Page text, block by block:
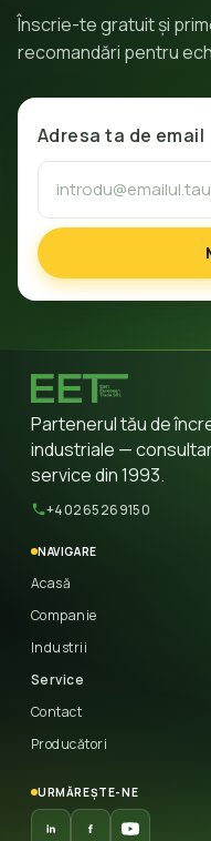
Înscrie-te gratuit și
recomandări pentru
Adresa ta de email
Partenerul tău de
industriale —
service din 1993.
+40265269150
NAVIGARE
Acasă
Companie
Industrii
Service
Contact
Producători
URMĂREȘTE-NE